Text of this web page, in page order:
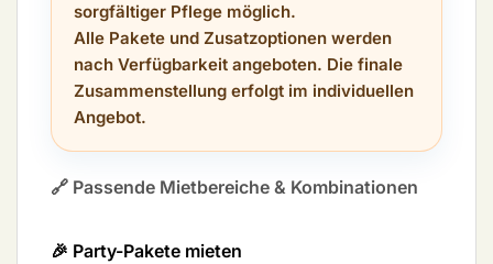
sorgfältiger Pflege möglich.
Alle Pakete und Zusatzoptionen werden
nach Verfügbarkeit angeboten. Die finale
Zusammenstellung erfolgt im individuellen
Angebot.
🔗 Passende Mietbereiche & Kombinationen
🎉 Party-Pakete mieten